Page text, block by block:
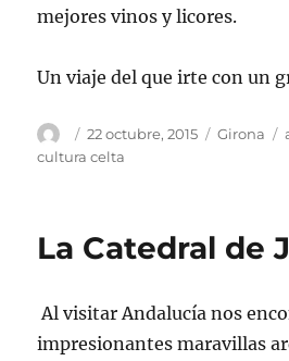
mejores vinos y licores.
Un viaje del que irte con un
Autor
Publicado
el
22 octubre, 2015 Girona
cultura celta
La Catedral de
Al visitar Andalucía nos
impresionantes maravillas